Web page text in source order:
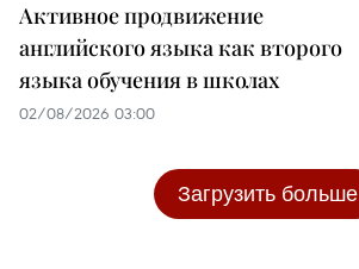
Активное продвижение
английского языка как второго
языка обучения в школах
02/08/2026 03:00
Загрузить больше